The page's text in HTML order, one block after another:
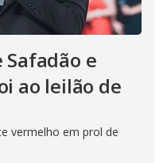
Safadão e
ao leilão de
vermelho em prol de